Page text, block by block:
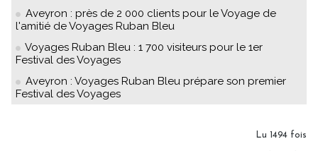
Aveyron : près de 2 000 clients pour le Voyage de
l'amitié de Voyages Ruban Bleu
Voyages Ruban Bleu : 1 700 visiteurs pour le 1er
Festival des Voyages
Aveyron : Voyages Ruban Bleu prépare son premier
Festival des Voyages
Lu 1494 fois